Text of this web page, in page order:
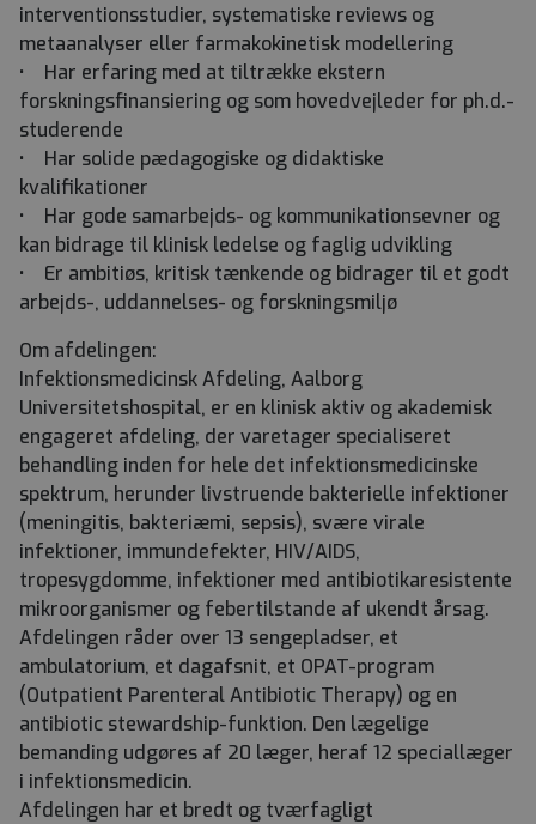
interventionsstudier, systematiske reviews og
metaanalyser eller farmakokinetisk modellering
• Har erfaring med at tiltrække ekstern
forskningsfinansiering og som hovedvejleder for ph.d.-
studerende
• Har solide pædagogiske og didaktiske
kvalifikationer
• Har gode samarbejds- og kommunikationsevner og
kan bidrage til klinisk ledelse og faglig udvikling
• Er ambitiøs, kritisk tænkende og bidrager til et godt
arbejds-, uddannelses- og forskningsmiljø
Om afdelingen:
Infektionsmedicinsk Afdeling, Aalborg
Universitetshospital, er en klinisk aktiv og akademisk
engageret afdeling, der varetager specialiseret
behandling inden for hele det infektionsmedicinske
spektrum, herunder livstruende bakterielle infektioner
(meningitis, bakteriæmi, sepsis), svære virale
infektioner, immundefekter, HIV/AIDS,
tropesygdomme, infektioner med antibiotikaresistente
mikroorganismer og febertilstande af ukendt årsag.
Afdelingen råder over 13 sengepladser, et
ambulatorium, et dagafsnit, et OPAT-program
(Outpatient Parenteral Antibiotic Therapy) og en
antibiotic stewardship-funktion. Den lægelige
bemanding udgøres af 20 læger, heraf 12 speciallæger
i infektionsmedicin.
Afdelingen har et bredt og tværfagligt